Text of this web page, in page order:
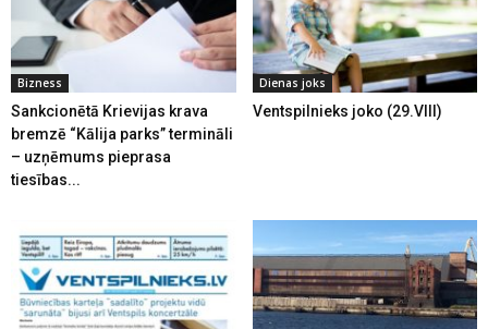
Bizness
Sankcionētā Krievijas krava
bremzē “Kālija parks” termināli
– uzņēmums pieprasa
tiesības...
Dienas joks
Ventspilnieks joko (29.VIII)